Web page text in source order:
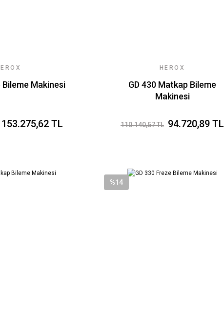
Bileme Makinesi
153.275,62 TL
HEROX
GD 430 Matkap Bileme
Makinesi
110.140,57 TL 94.720,89 TL
%14